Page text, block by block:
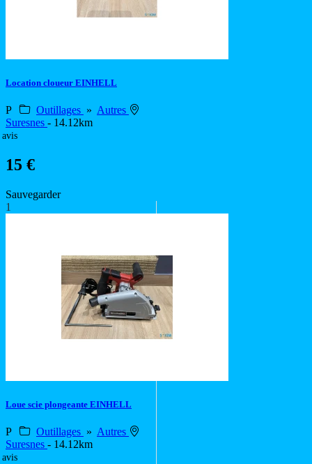
Location cloueur EINHELL
P Outillages » Autres
Suresnes - 14.12km
avis
15 €
Sauvegarder
1
Loue scie plongeante EINHELL
P Outillages » Autres
Suresnes - 14.12km
avis